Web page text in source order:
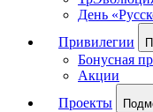
День
Привилегии
Бонусная
Акции
Проекты